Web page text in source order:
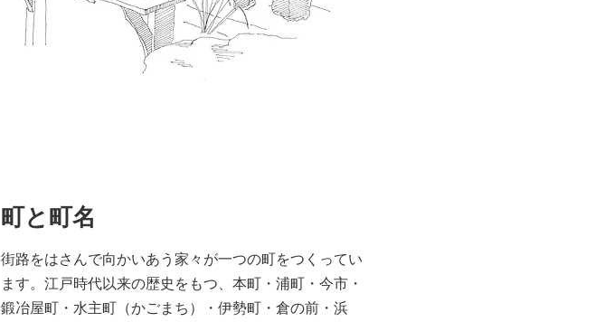
町と町名
街路をはさんで向かいあう家々が一つの町をつくってい
ます。江戸時代以来の歴史をもつ、本町・浦町・今市・
鍛冶屋町・水主町（かごまち）・伊勢町・倉の前・浜